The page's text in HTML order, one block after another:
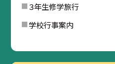
３年生修学旅行
学校行事案内